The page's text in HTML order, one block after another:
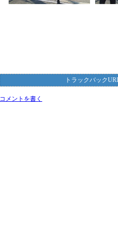
トラックバック
コメントを書く